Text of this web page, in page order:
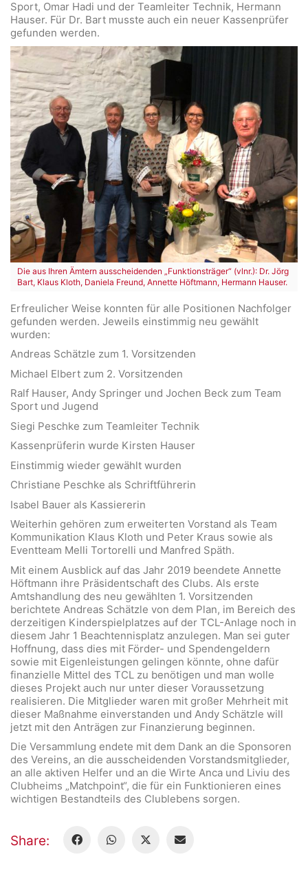
Sport, Omar Hadi und der Teamleiter Technik, Hermann
Hauser. Für Dr. Bart musste auch ein neuer Kassenprüfer
gefunden werden.
Die aus Ihren Ämtern ausscheidenden „Funktionsträger“ (vlnr.): Dr. Jörg
Bart, Klaus Kloth, Daniela Freund, Annette Höftmann, Hermann Hauser.
Erfreulicher Weise konnten für alle Positionen Nachfolger
gefunden werden. Jeweils einstimmig neu gewählt
wurden:
Andreas Schätzle zum 1. Vorsitzenden
Michael Elbert zum 2. Vorsitzenden
Ralf Hauser, Andy Springer und Jochen Beck zum Team
Sport und Jugend
Siegi Peschke zum Teamleiter Technik
Kassenprüferin wurde Kirsten Hauser
Einstimmig wieder gewählt wurden
Christiane Peschke als Schriftführerin
Isabel Bauer als Kassiererin
Weiterhin gehören zum erweiterten Vorstand als Team
Kommunikation Klaus Kloth und Peter Kraus sowie als
Eventteam Melli Tortorelli und Manfred Späth.
Mit einem Ausblick auf das Jahr 2019 beendete Annette
Höftmann ihre Präsidentschaft des Clubs. Als erste
Amtshandlung des neu gewählten 1. Vorsitzenden
berichtete Andreas Schätzle von dem Plan, im Bereich des
derzeitigen Kinderspielplatzes auf der TCL-Anlage noch in
diesem Jahr 1 Beachtennisplatz anzulegen. Man sei guter
Hoffnung, dass dies mit Förder- und Spendengeldern
sowie mit Eigenleistungen gelingen könnte, ohne dafür
finanzielle Mittel des TCL zu benötigen und man wolle
dieses Projekt auch nur unter dieser Voraussetzung
realisieren. Die Mitglieder waren mit großer Mehrheit mit
dieser Maßnahme einverstanden und Andy Schätzle will
jetzt mit den Anträgen zur Finanzierung beginnen.
Die Versammlung endete mit dem Dank an die Sponsoren
des Vereins, an die ausscheidenden Vorstandsmitglieder,
an alle aktiven Helfer und an die Wirte Anca und Liviu des
Clubheims „Matchpoint“, die für ein Funktionieren eines
wichtigen Bestandteils des Clublebens sorgen.
Share: